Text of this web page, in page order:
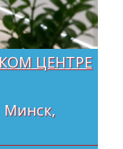
ЦЕНТРЕ
Минск,